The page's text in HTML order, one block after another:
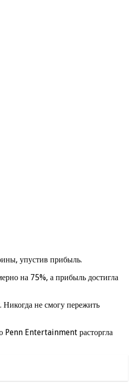
упустив прибыль.
на 75%, а прибыль достигла
не смогу пережить
Penn Entertainment расторгла